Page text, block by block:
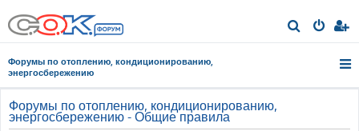
о
Форумы по отоплению, кондиционированию,
энергосбережению
Форумы по отоплению, кондиционированию,
энергосбережению - Общие правила